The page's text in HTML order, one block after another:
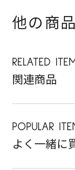
他の商
RELATED
関連商品
POPULAR
よく一緒に